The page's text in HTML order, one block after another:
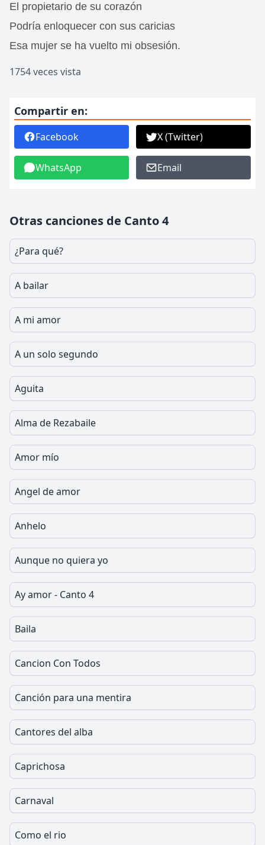
El propietario de su corazón
Podría enloquecer con sus caricias
Esa mujer se ha vuelto mi obsesión.
1754 veces vista
Compartir en:
Facebook X (Twitter)
WhatsApp Email
Otras canciones de Canto 4
¿Para qué?
A bailar
A mi amor
A un solo segundo
Aguita
Alma de Rezabaile
Amor mío
Angel de amor
Anhelo
Aunque no quiera yo
Ay amor - Canto 4
Baila
Cancion Con Todos
Canción para una mentira
Cantores del alba
Caprichosa
Carnaval
Como el rio